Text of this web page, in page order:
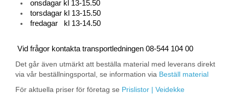
onsdagar kl 13-15.50
torsdagar kl 13-15.50
fredagar kl 13-14.50
Vid frågor kontakta transportledningen 08-544 104 00
Det går även utmärkt att beställa material med leverans direkt
via vår beställningsportal, se information via Beställ material
För aktuella priser för företag se Prislistor | Veidekke